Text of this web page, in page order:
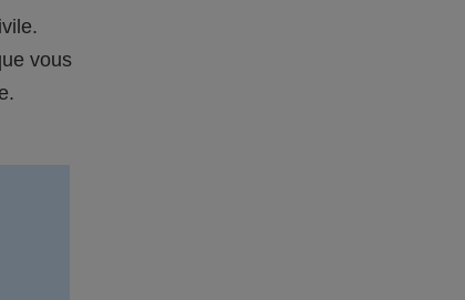
vous